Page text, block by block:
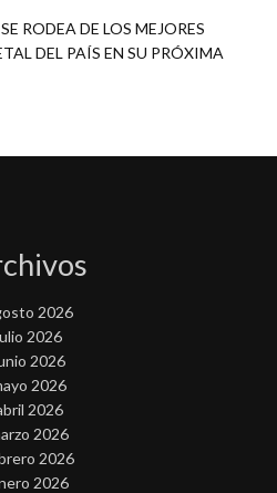
RODEA DE LOS MEJORES
DEL PAÍS EN SU PRÓXIMA
2026
2026
2026
2026
2026
2026
2026
2026